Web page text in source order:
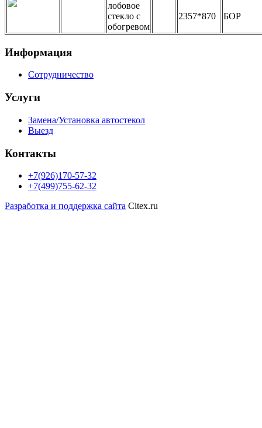
лобовое
стекло с
обогревом
2357*870 БОР
Информация
Сотрудничество
Услуги
Замена/Установка автостекол
Выезд
Контакты
+7(926)170-57-32
+7(499)755-62-32
Разработка и поддержка сайта Citex.ru